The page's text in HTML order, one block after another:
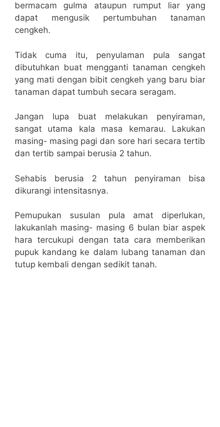
bermacam gulma ataupun rumput liar yang
dapat mengusik pertumbuhan tanaman
cengkeh.
Tidak cuma itu, penyulaman pula sangat
dibutuhkan buat mengganti tanaman cengkeh
yang mati dengan bibit cengkeh yang baru biar
tanaman dapat tumbuh secara seragam.
Jangan lupa buat melakukan penyiraman,
sangat utama kala masa kemarau. Lakukan
masing- masing pagi dan sore hari secara tertib
dan tertib sampai berusia 2 tahun.
Sehabis berusia 2 tahun penyiraman bisa
dikurangi intensitasnya.
Pemupukan susulan pula amat diperlukan,
lakukanlah masing- masing 6 bulan biar aspek
hara tercukupi dengan tata cara memberikan
pupuk kandang ke dalam lubang tanaman dan
tutup kembali dengan sedikit tanah.